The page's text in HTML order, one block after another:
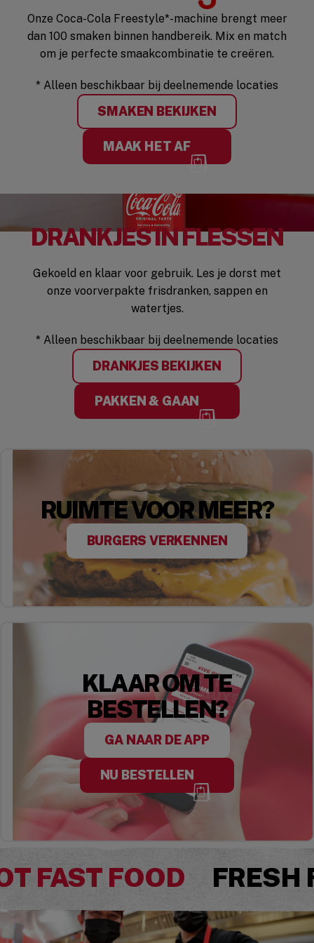
Onze Coca-Cola Freestyle*-machine brengt meer
dan 100 smaken binnen handbereik. Mix en match
om je perfecte smaakcombinatie te creëren.
* Alleen beschikbaar bij deelnemende locaties
SMAKEN BEKIJKEN
MAAK HET AF
DRANKJES IN FLESSEN
Gekoeld en klaar voor gebruik. Les je dorst met
onze voorverpakte frisdranken, sappen en
watertjes.
* Alleen beschikbaar bij deelnemende locaties
DRANKJES BEKIJKEN
PAKKEN & GAAN
RUIMTE VOOR MEER?
BURGERS VERKENNEN
KLAAR OM TE
BESTELLEN?
GA NAAR DE APP
NU BESTELLEN
FAST FOOD FRESH